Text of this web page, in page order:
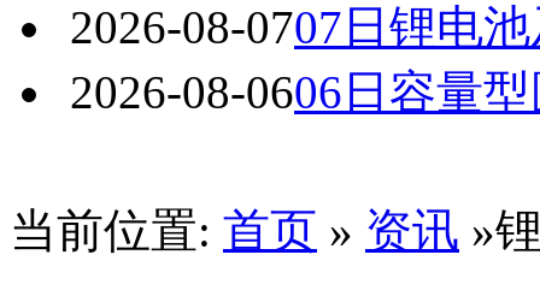
2026-08-0707日锂电
2026-08-0606日容量
当前位置: 首页 » 资讯 »